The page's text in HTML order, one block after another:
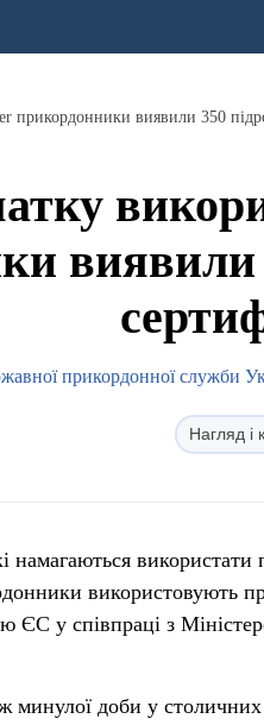
прикордонники виявили 350
прикордонної служби
Нагляд і
намагаються використати
використовують
ЄС у співпраці з
доби у